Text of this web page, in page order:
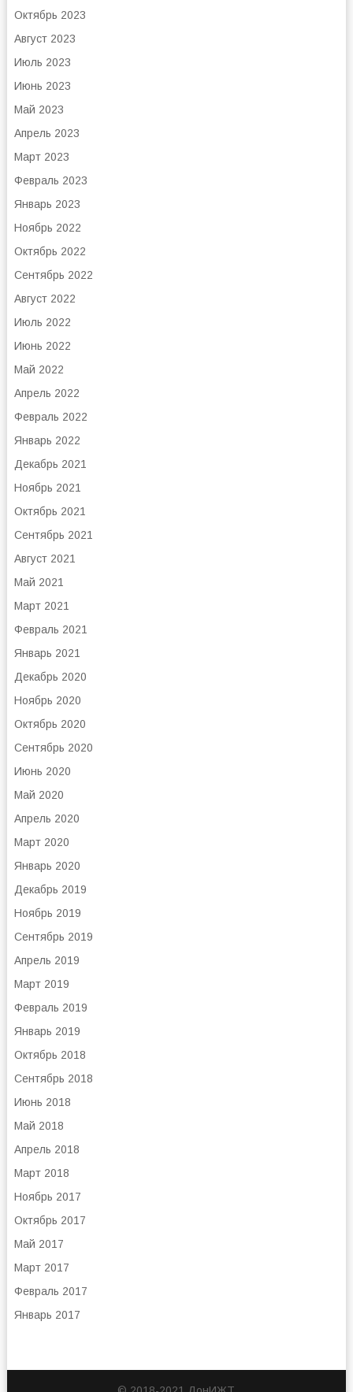
Октябрь 2023
Август 2023
Июль 2023
Июнь 2023
Май 2023
Апрель 2023
Март 2023
Февраль 2023
Январь 2023
Ноябрь 2022
Октябрь 2022
Сентябрь 2022
Август 2022
Июль 2022
Июнь 2022
Май 2022
Апрель 2022
Февраль 2022
Январь 2022
Декабрь 2021
Ноябрь 2021
Октябрь 2021
Сентябрь 2021
Август 2021
Май 2021
Март 2021
Февраль 2021
Январь 2021
Декабрь 2020
Ноябрь 2020
Октябрь 2020
Сентябрь 2020
Июнь 2020
Май 2020
Апрель 2020
Март 2020
Январь 2020
Декабрь 2019
Ноябрь 2019
Сентябрь 2019
Апрель 2019
Март 2019
Февраль 2019
Январь 2019
Октябрь 2018
Сентябрь 2018
Июнь 2018
Май 2018
Апрель 2018
Март 2018
Ноябрь 2017
Октябрь 2017
Май 2017
Март 2017
Февраль 2017
Январь 2017